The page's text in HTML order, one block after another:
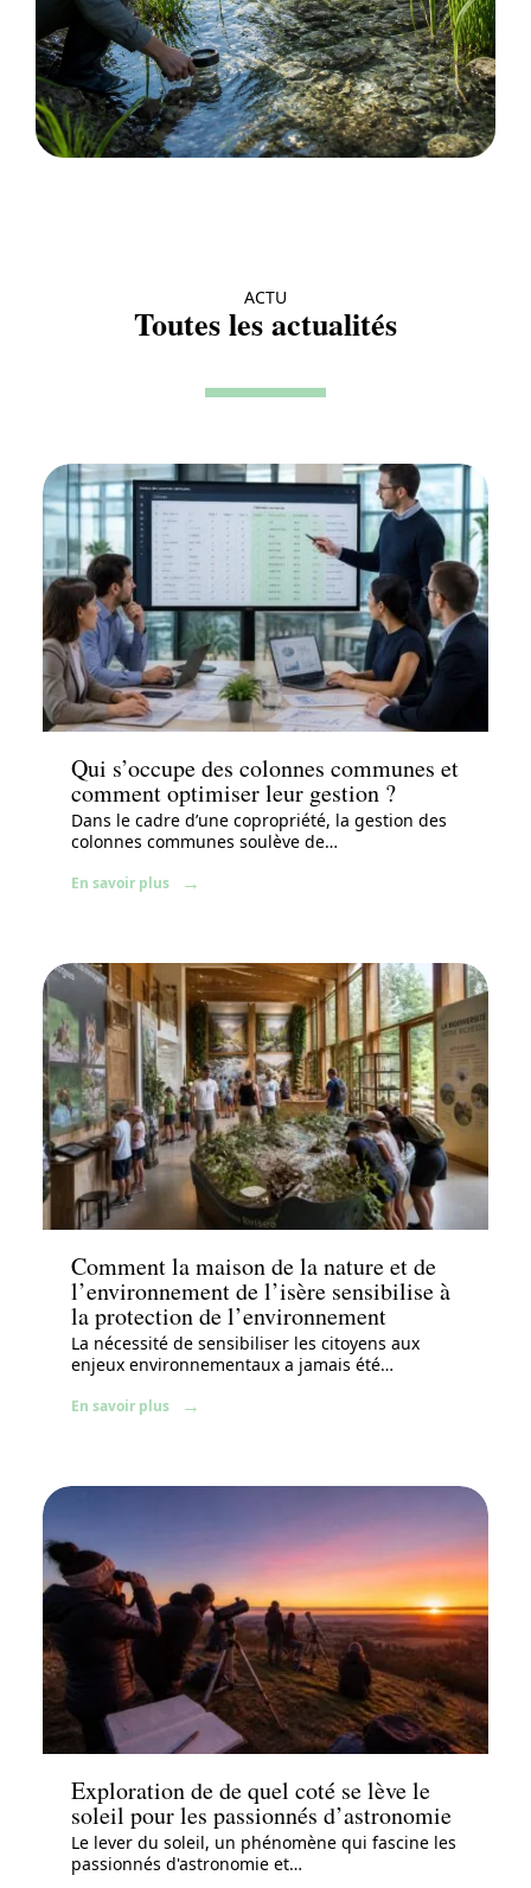
ACTU
Toutes les actualités
Actu
Qui s’occupe des colonnes communes et
comment optimiser leur gestion ?
Dans le cadre d’une copropriété, la gestion des
colonnes communes soulève de…
En savoir plus
Actu
Comment la maison de la nature et de
l’environnement de l’isère sensibilise à
la protection de l’environnement
La nécessité de sensibiliser les citoyens aux
enjeux environnementaux a jamais été…
En savoir plus
Actu
Exploration de de quel coté se lève le
soleil pour les passionnés d’astronomie
Le lever du soleil, un phénomène qui fascine les
passionnés d'astronomie et…